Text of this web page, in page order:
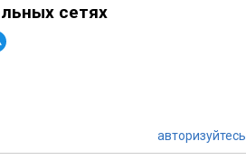
сетях
авторизуйтесь